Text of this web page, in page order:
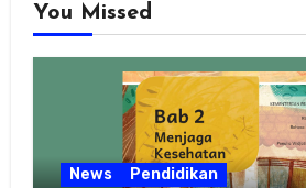
You Missed
News Pendidikan